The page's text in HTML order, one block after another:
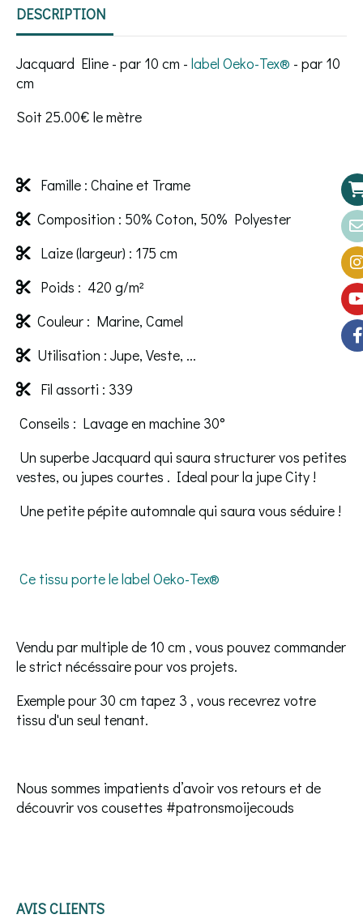
DESCRIPTION
Jacquard Eline - par 10 cm - label Oeko-Tex®️ - par 10
cm
Soit 25.00€ le mètre
 Famille : Chaine et Trame
 Composition : 50% Coton, 50% Polyester
 Laize (largeur) : 175 cm
 Poids : 420 g/m²
 Couleur : Marine, Camel
 Utilisation : Jupe, Veste, ...

Fil assorti : 339
Conseils : Lavage en machine 30°
Un superbe Jacquard qui saura structurer vos petites
vestes, ou jupes courtes . Ideal pour la jupe City !
Une petite pépite automnale qui saura vous séduire !
Ce tissu porte le label Oeko-Tex®
Vendu par multiple de 10 cm , vous pouvez commander
le strict nécéssaire pour vos projets.
Exemple pour 30 cm tapez 3 , vous recevrez votre
tissu d'un seul tenant.
Nous sommes impatients d’avoir vos retours et de
découvrir vos cousettes #patronsmoijecouds
AVIS CLIENTS